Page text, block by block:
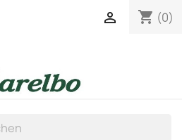
shopping_cart (0)
